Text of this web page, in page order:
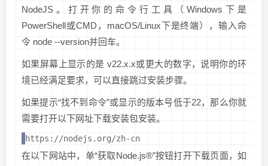
NodeJS。打开你的命令行工具（Windows下是
PowerShell或CMD，macOS/Linux下是终端），输入命
令 node --version并回车。
如果屏幕上显示的是 v22.x.x或更大的数字，说明你的环
境已经满足要求，可以直接跳过安装步骤。
如果提示“找不到命令”或显示的版本号低于22，那么你就
需要打开以下网址下载安装包安装。
https://nodejs.org/zh-cn
在以下网站中，单“获取Node.js®”按钮打开下载页面，如